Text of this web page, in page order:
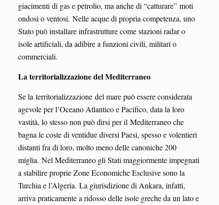
giacimenti di gas e petrolio, ma anche di “catturare” moti
ondosi o ventosi. Nelle acque di propria competenza, uno
Stato può installare infrastrutture come stazioni radar o
isole artificiali, da adibire a funzioni civili, militari o
commerciali.
La territorializzazione del Mediterraneo
Se la territorializzazione del mare può essere considerata
agevole per l’Oceano Atlantico e Pacifico, data la loro
vastità, lo stesso non può dirsi per il Mediterraneo che
bagna le coste di ventidue diversi Paesi, spesso e volentieri
distanti fra di loro, molto meno delle canoniche 200
miglia. Nel Mediterraneo gli Stati maggiormente impegnati
a stabilire proprie Zone Economiche Esclusive sono la
Turchia e l’Algeria. La giurisdizione di Ankara, infatti,
arriva praticamente a ridosso delle isole greche da un lato e